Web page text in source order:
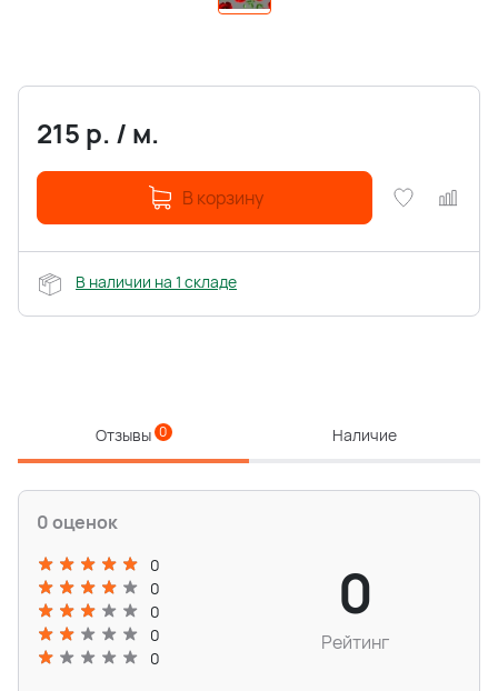
215 р. / м.
В корзину
В наличии на 1 складе
Отзывы 0 Наличие
0 оценок
0
0
0
0
0
0
Рейтинг